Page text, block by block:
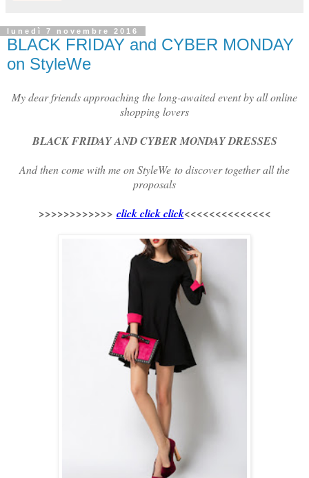
lunedì 7 novembre 2016
BLACK FRIDAY and CYBER MONDAY
on StyleWe
My dear friends approaching the long-awaited event by all online
shopping lovers
BLACK FRIDAY AND CYBER MONDAY DRESSES
And then come with me on StyleWe to discover together all the
proposals
>>>>>>>>>>>> click click click<<<<<<<<<<<<<<